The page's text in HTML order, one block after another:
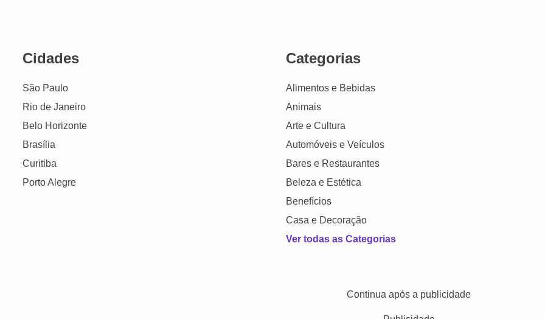
Cidades
São Paulo
Rio de Janeiro
Belo Horizonte
Brasília
Curitiba
Porto Alegre
Categorias
Alimentos e Bebidas
Animais
Arte e Cultura
Automóveis e Veículos
Bares e Restaurantes
Beleza e Estética
Benefícios
Casa e Decoração
Ver todas as Categorias
Continua após a publicidade